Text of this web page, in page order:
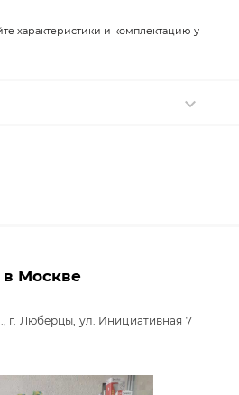
характеристики и комплектацию у
в Москве
г. Люберцы, ул. Инициативная 7